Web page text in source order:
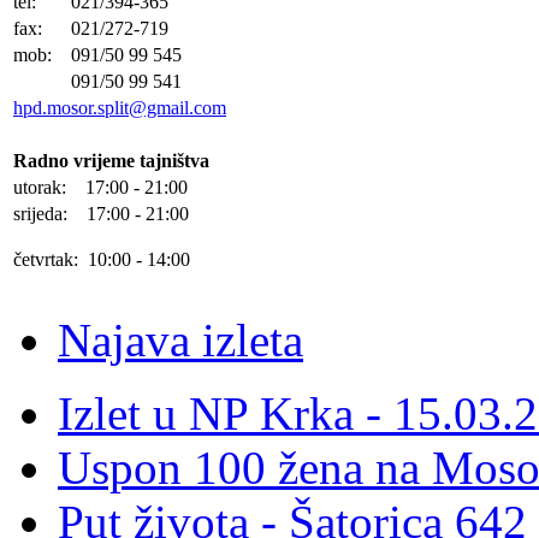
fax:
021/272-719
mob:
091/50 99 545
091/50 99 541
hpd.mosor.split@gmail.com
Radno vrijeme tajništva
utorak: 17:00 - 21:00
srijeda: 17:00 - 21:00
četvrtak: 10:00 - 14:00
Najava izleta
Izlet u NP Krka -
Uspon 100 žena na
Put života - Šatorica